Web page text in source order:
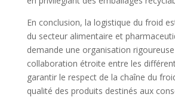
En conclusion, la logistique du froid
du secteur alimentaire et
demande une organisation
collaboration étroite entre les
garantir le respect de la chaîne du
qualité des produits destinés aux